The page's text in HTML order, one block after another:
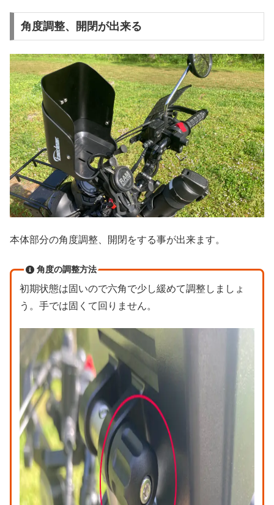
角度調整、開閉が出来る
本体部分の角度調整、開閉をする事が出来ます。
角度の調整方法
初期状態は固いので六角で少し緩めて調整しましょ
う。手では固くて回りません。